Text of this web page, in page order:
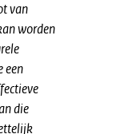
van
worden
een
die